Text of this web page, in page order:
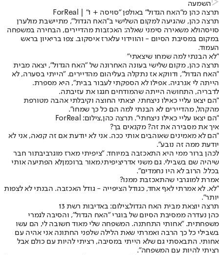
השמעה
תרצה כהן מ"האח הגדול" באולפן "סויסה + 1" | ForReal
תרצה כהן, שהגיעה למקום השלישי ב"האח הגדול", מתיישבת מולערן
סויסהולא משאירה סימני שאלה: האכזבות מהדיירים, הבחירה במשפחה
במקום במסיבת הסיום - והווידוי עלארז איסקוב. צפו בריאיון בראש
העמוד.
"לא הבנתי למה שמחו שיצאתי"
תרצה כהן, מקום שלישי בעונה האחרונה של "האח הגדול", יצאה מבית
"האח הגדול", ודווקא אז נתקלה בעליהום מהדיירים. "הייתי בסערה, לא
הייתה לי אנרגיה. אפילו לא הספקתי לעבור בבית", היא מספרת.
לדבריה, התחושה הייתה שהמודחים חגגו את עזיבתה.
"הם יצאו עליי כאילו ניצחתי. יצאתי החוצה וקיבלתי אהבה מטורפת
מהקהל, מהדיירים לא הבנתי למה הם כל כך שמחו".
"הם יצאו עליי כאילו ניצחתי". תרצה כהן,צילום: ForReal
איך את מסבירה את זה? מקנאים בך?
"‏הם לא מאמינים שאוהבים אותי ככה. אני לא יודעת אם זה קנאה, אני לא
יודעת ממה זה נובע".
לכהן ברור ממי היא התאכזבה במיוחד. "ציפיתי מארז מוגרביבתור חבר
שיהיה שם בשבילי. גם משני אדריציפיתי.מאור ברוכמןלא הפתיעה אותי
בכלל. הרוב לא היו נחמדים".
אמרת למוגרבי שהתאכזבת ממנו?
"לא. לא אמרתי לאף אחד, כגודל הציפייה - גודל האכזבה. הבנתי לא לצפות
יותר".
תרצה יוצאת מבית האח הגדול,צילום: באדיבות רשת 13
כהן נעדרה ממסיבת הסיום של בוגרי "האח הגדול", והסיבה לגמרי
משפחתית. "אחותי התחתנה. המשפחה שלי מאוד חשובה לי, הם עשו
בשבילי כל כך הרבה ואמרתי שאת הלילה שלפני החתונה אני אהיה עם
אחותי. התבאסתי גם שלא הייתי במסיבה, רציתי להיות עם כולם אבל
רציתי להיות עם המשפחה".